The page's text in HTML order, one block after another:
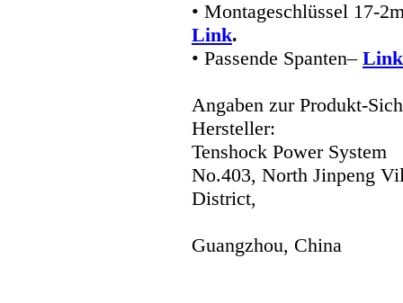
• Montageschlüssel 17-
Link.
• Passende Spanten– Link
Angaben zur Produkt-
Hersteller:
Tenshock Power System
No.403, North Jinpeng
District,
Guangzhou, China